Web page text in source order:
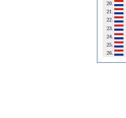
20.
21.
22.
23.
24.
25.
26.